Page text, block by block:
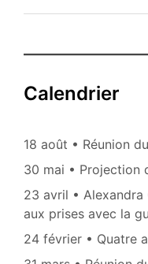
Calendrier
18 août • Réunion
30 mai • Projection
23 avril • Alexandra
aux prises avec la
24 février • Quatre